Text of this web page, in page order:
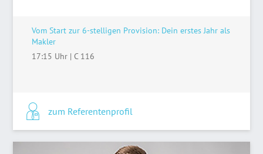
Vom Start zur 6-stelligen Provision: Dein erstes Jahr als
Makler
17:15 Uhr | C 116
zum Referentenprofil